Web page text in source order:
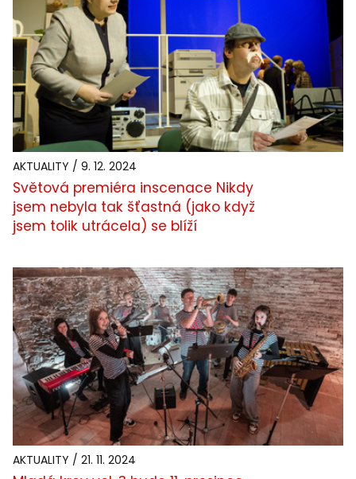
AKTUALITY / 9. 12. 2024
Světová premiéra inscenace Nikdy
jsem nebyla tak šťastná (jako když
jsem tolik utrácela) se blíží
AKTUALITY / 21. 11. 2024